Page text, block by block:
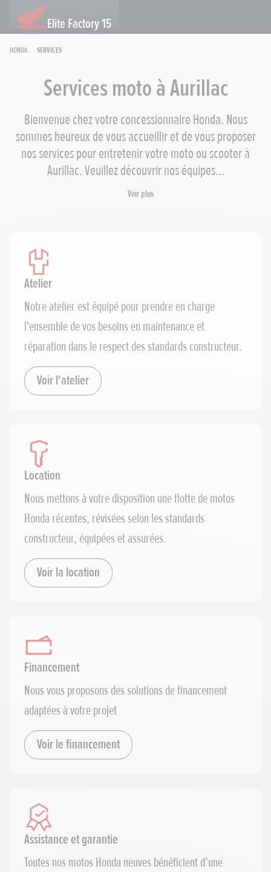
Elite Factory 15
Honda Services
Services moto à Aurillac
Bienvenue chez votre concessionnaire Honda. Nous
sommes heureux de vous accueillir et de vous proposer
nos services pour entretenir votre moto ou scooter à
Aurillac. Veuillez découvrir nos équipes...
Voir plus
Atelier
Notre atelier est équipé pour prendre en charge
l'ensemble de vos besoins en maintenance et
réparation dans le respect des standards constructeur.
Voir l'atelier
Location
Nous mettons à votre disposition une flotte de motos
Honda récentes, révisées selon les standards
constructeur, équipées et assurées.
Voir la location
Financement
Nous vous proposons des solutions de financement
adaptées à votre projet
Voir le financement
Assistance et garantie
Toutes nos motos Honda neuves bénéficient d’une